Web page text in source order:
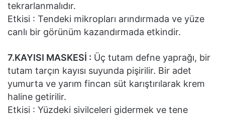
tekrarlanmalıdır.
Etkisi : Tendeki mikropları arındırmada ve yüze
canlı bir görünüm kazandırmada etkindir.
7.KAYISI MASKESİ : Üç tutam defne yaprağı, bir
tutam tarçın kayısı suyunda pişirilir. Bir adet
yumurta ve yarım fincan süt karıştırılarak krem
haline getirilir.
Etkisi : Yüzdeki sivilceleri gidermek ve tene